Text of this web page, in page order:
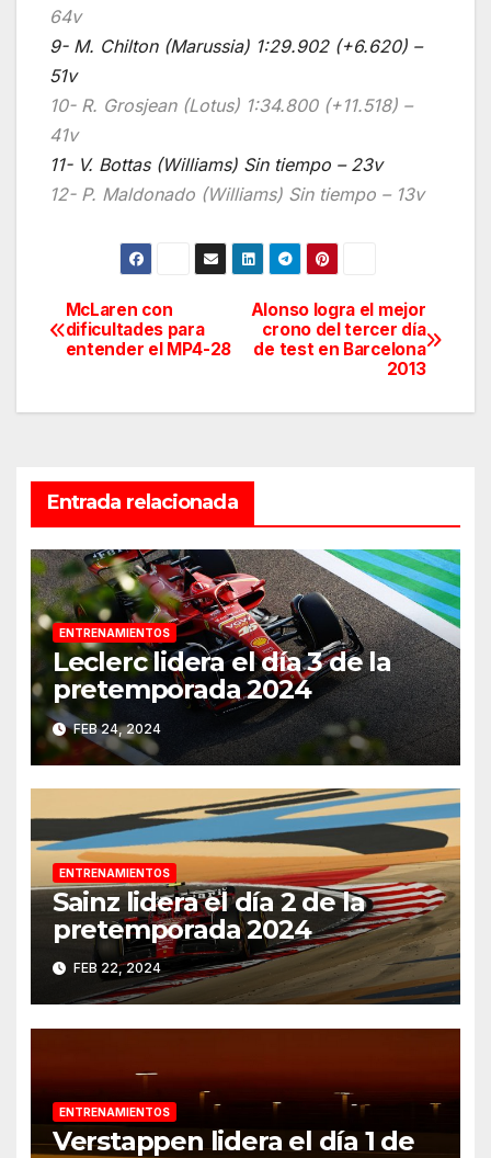
64v
9- M. Chilton (Marussia) 1:29.902 (+6.620) –
51v
10- R. Grosjean (Lotus) 1:34.800 (+11.518) –
41v
11- V. Bottas (Williams) Sin tiempo – 23v
12- P. Maldonado (Williams) Sin tiempo – 13v
Navegación
de
entradas
Alonso logra el mejor
crono del tercer día
de test en Barcelona
2013
McLaren con
dificultades para
entender el MP4-28
Entrada relacionada
ENTRENAMIENTOS
Leclerc lidera el día 3 de la
pretemporada 2024
FEB 24, 2024
ENTRENAMIENTOS
Sainz lidera el día 2 de la
pretemporada 2024
FEB 22, 2024
ENTRENAMIENTOS
Verstappen lidera el día 1 de